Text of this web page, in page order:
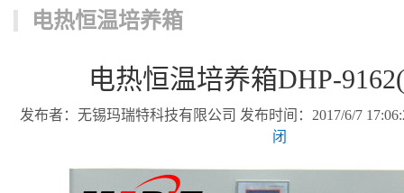
电热恒温培养箱
电热恒温培养箱DHP-
发布者：无锡玛瑞特科技有限公司 发布时间：2017/6/7
闭